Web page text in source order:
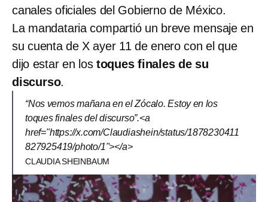
canales oficiales del Gobierno de México.
La mandataria compartió un breve mensaje en
su cuenta de X ayer 11 de enero con el que
dijo estar en los toques finales de su
discurso.
“Nos vemos mañana en el Zócalo. Estoy en los
toques finales del discurso”.<a
href="https://x.com/Claudiashein/status/1878230411
827925419/photo/1"></a>
CLAUDIA SHEINBAUM